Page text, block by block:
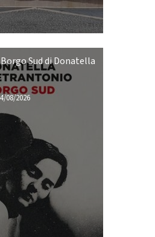
Sud di Donatella
08/2026